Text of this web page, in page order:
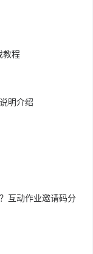
教程
明介绍
互动作业邀请码分